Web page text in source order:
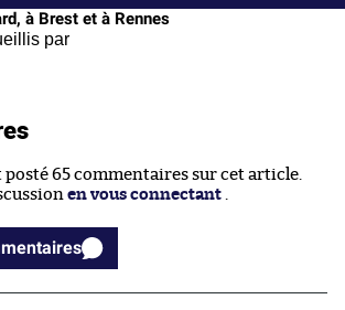
à Brest et à Rennes
par
posté 65 commentaires sur cet article.
en vous connectant
commentaires